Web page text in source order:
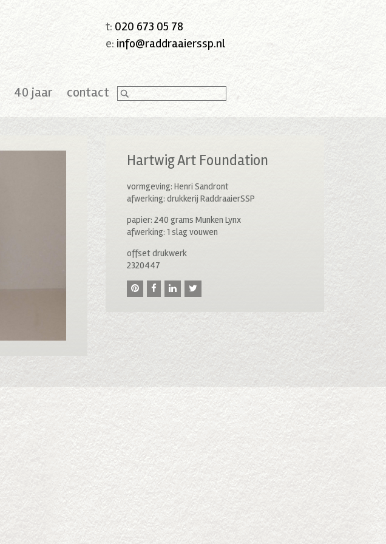
t: 020 673 05 78
e: info@raddraaierssp.nl
40 jaar contact
Hartwig Art Foundation
vormgeving: Henri Sandront
afwerking: drukkerij RaddraaierSSP
papier: 240 grams Munken Lynx
afwerking: 1 slag vouwen
offset drukwerk
2320447